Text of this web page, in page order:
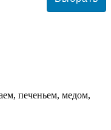
печеньем, медом,